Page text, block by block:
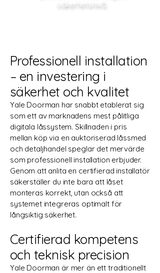
säkerhetsnivå.
Professionell installation
– en investering i
säkerhet och kvalitet
Yale Doorman har snabbt etablerat sig
som ett av marknadens mest pålitliga
digitala låssystem. Skillnaden i pris
mellan köp via en auktoriserad låssmed
och detaljhandel speglar det mervärde
som professionell installation erbjuder.
Genom att anlita en certifierad installatör
säkerställer du inte bara att låset
monteras korrekt, utan också att
systemet integreras optimalt för
långsiktig säkerhet.
Certifierad kompetens
och teknisk precision
Yale Doorman är mer än ett traditionellt